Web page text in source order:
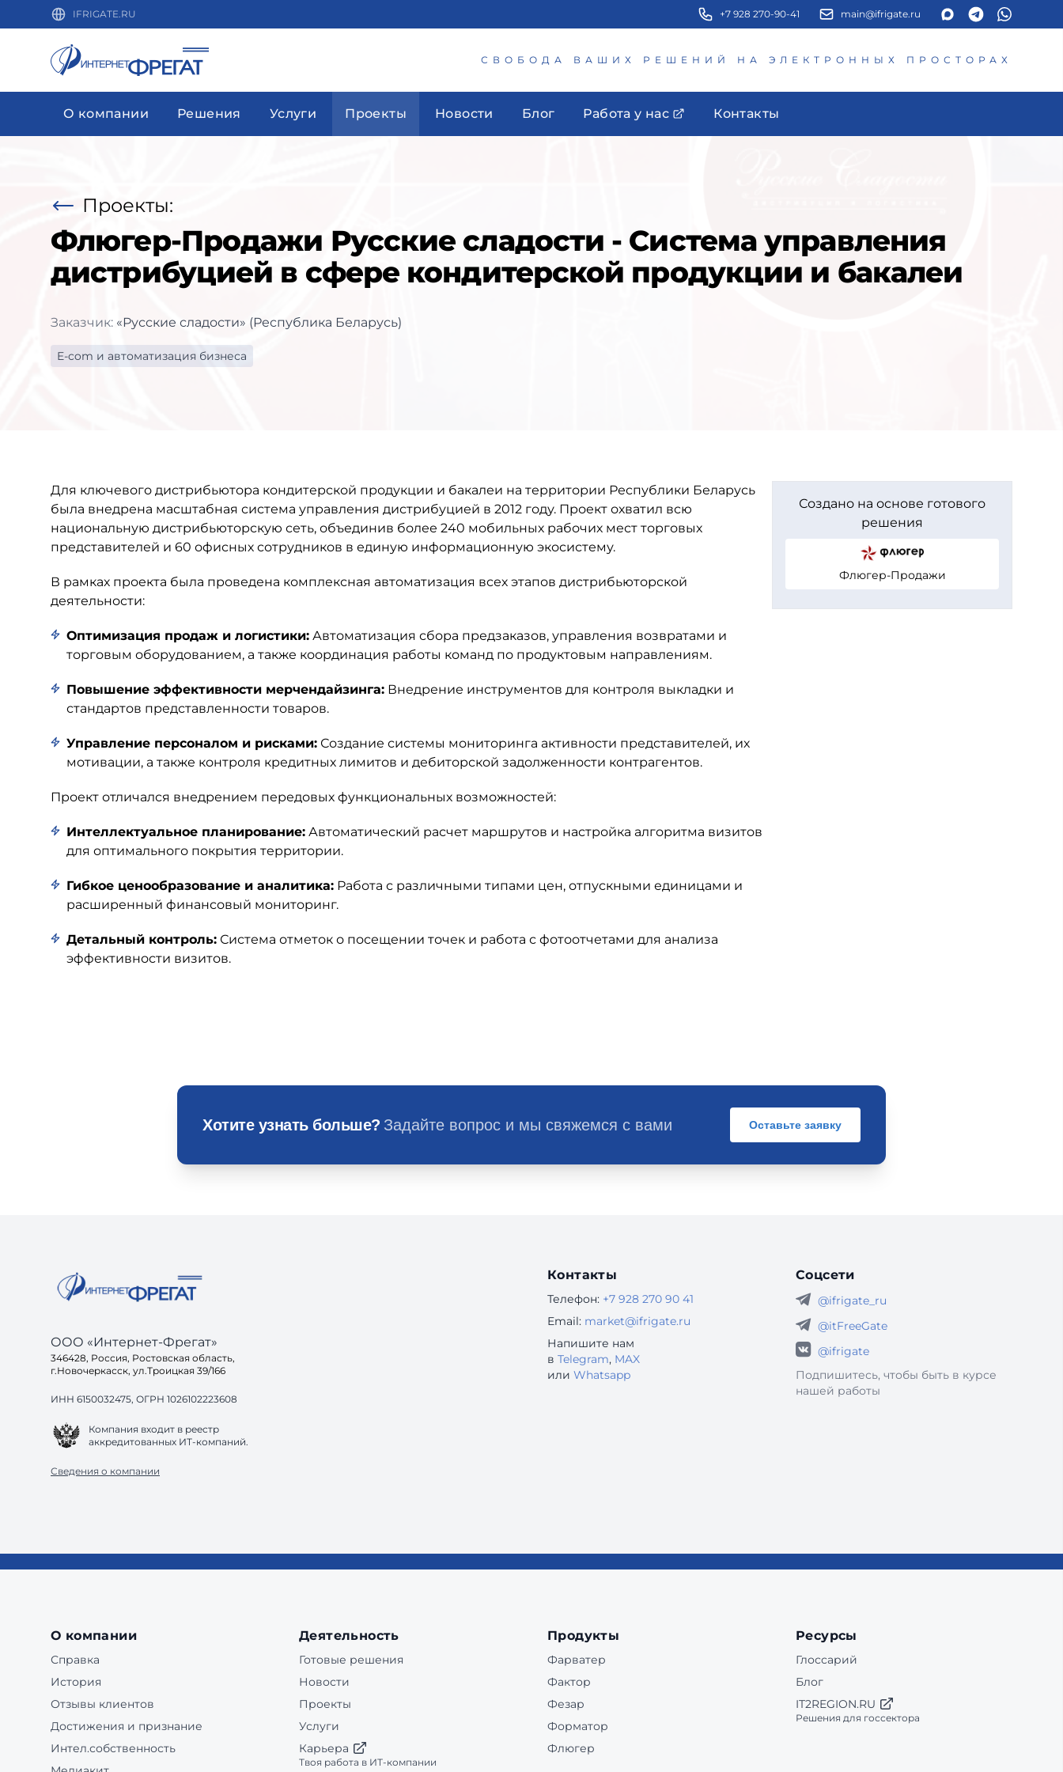
IFRIGATE.RU +7 928 270-90-41 main@ifrigate.ru
СВОБОДА ВАШИХ РЕШЕНИЙ НА ЭЛЕКТРОННЫХ ПРОСТОРАХ
О компании Решения Услуги Проекты Новости Блог Работа у нас Контакты
Проекты:
Флюгер-Продажи Русские сладости - Система управления
дистрибуцией в сфере кондитерской продукции и бакалеи
Заказчик: «Русские сладости» (Республика Беларусь)
E-com и автоматизация бизнеса
Для ключевого дистрибьютора кондитерской продукции и бакалеи на территории Республики Беларусь
была внедрена масштабная система управления дистрибуцией в 2012 году. Проект охватил всю
национальную дистрибьюторскую сеть, объединив более 240 мобильных рабочих мест торговых
представителей и 60 офисных сотрудников в единую информационную экосистему.
В рамках проекта была проведена комплексная автоматизация всех этапов дистрибьюторской
деятельности:
Оптимизация продаж и логистики: Автоматизация сбора предзаказов, управления возвратами и
торговым оборудованием, а также координация работы команд по продуктовым направлениям.
Повышение эффективности мерчендайзинга: Внедрение инструментов для контроля выкладки и
стандартов представленности товаров.
Управление персоналом и рисками: Создание системы мониторинга активности представителей, их
мотивации, а также контроля кредитных лимитов и дебиторской задолженности контрагентов.
Проект отличался внедрением передовых функциональных возможностей:
Интеллектуальное планирование: Автоматический расчет маршрутов и настройка алгоритма визитов
для оптимального покрытия территории.
Гибкое ценообразование и аналитика: Работа с различными типами цен, отпускными единицами и
расширенный финансовый мониторинг.
Детальный контроль: Система отметок о посещении точек и работа с фотоотчетами для анализа
эффективности визитов.
Создано на основе готового
решения
Флюгер-Продажи
Хотите узнать больше? Задайте вопрос и мы свяжемся с вами Оставьте заявку
ООО «Интернет-Фрегат»
346428, Россия, Ростовская область,
г.Новочеркасск, ул.Троицкая 39/166
ИНН 6150032475, ОГРН 1026102223608
Компания входит в реестр
аккредитованных ИТ-компаний.
Сведения о компании
Контакты
Телефон: +7 928 270 90 41
Email: market@ifrigate.ru
Напишите нам
в Telegram, MAX
или Whatsapp
Соцсети
@ifrigate_ru
@itFreeGate
@ifrigate
Подпишитесь, чтобы быть в курсе
нашей работы
О компании
Справка
История
Отзывы клиентов
Достижения и признание
Интел.собственность
Деятельность
Готовые решения
Новости
Проекты
Услуги
Карьера
Твоя работа в ИТ-компании
Продукты
Фарватер
Фактор
Фезар
Форматор
Флюгер
Ресурсы
Глоссарий
Блог
IT2REGION.RU
Решения для госсектора